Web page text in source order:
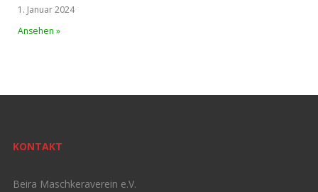
1. Januar 2024
Ansehen »
KONTAKT
Beira Maschkeraverein e.V.